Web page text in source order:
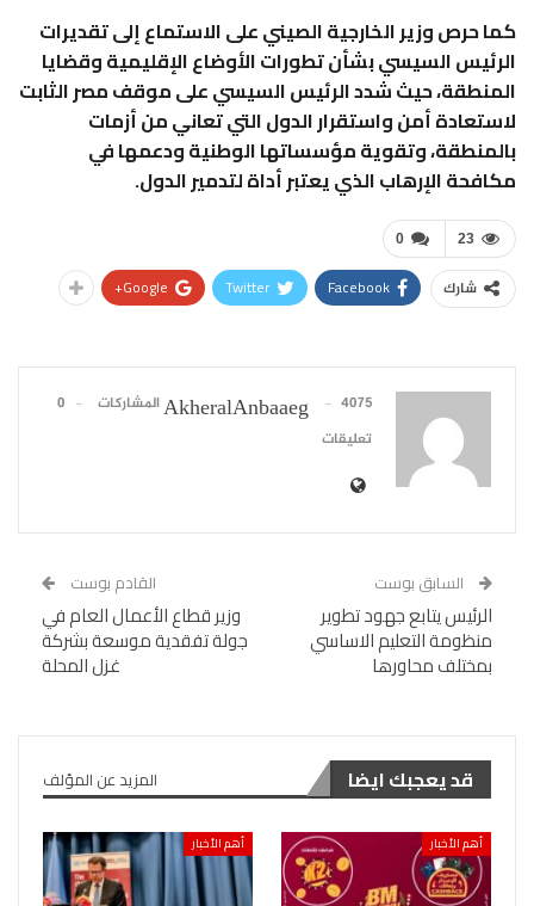
كما حرص وزير الخارجية الصيني على الاستماع إلى تقديرات
الرئيس السيسي بشأن تطورات الأوضاع الإقليمية وقضايا
المنطقة، حيث شدد الرئيس السيسي على موقف مصر الثابت
لاستعادة أمن واستقرار الدول التي تعاني من أزمات
بالمنطقة، وتقوية مؤسساتها الوطنية ودعمها في
مكافحة الإرهاب الذي يعتبر أداة لتدمير الدول.
0 23
شارك Facebook
Twitter
Google+
AkheralAnbaaeg 4075 المشاركات
0
تعليقات
السابق بوست
الرئيس يتابع جهود تطوير
منظومة التعليم الاساسي
بمختلف محاورها
القادم بوست
وزير قطاع الأعمال العام في
جولة تفقدية موسعة بشركة
غزل المحلة
قد يعجبك ايضا المزيد عن المؤلف
أهم الأخبار أهم الأخبار